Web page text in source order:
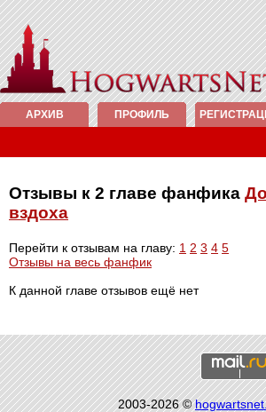
АРХИВ ПРОФИЛЬ
Отзывы к 2 главе фанфика
вздоха
Перейти к отзывам на главу: 1 2 3 4 5
Отзывы на весь фанфик
К данной главе отзывов ещё нет
2003-2026 ©